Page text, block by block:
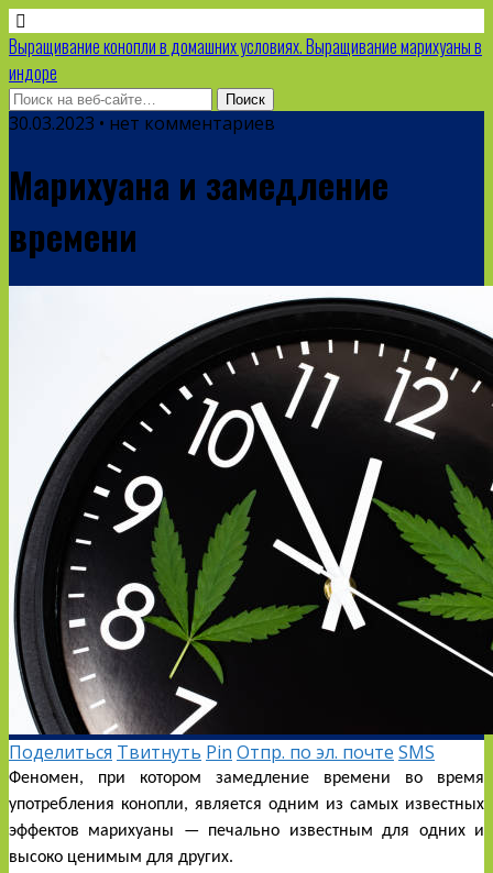
Выращивание конопли в домашних условиях. Выращивание марихуаны в
индоре
30.03.2023 • нет комментариев
Марихуана и замедление
времени
Поделиться Твитнуть Pin Отпр. по эл. почте SMS
Феномен, при котором замедление времени во время
употребления конопли, является одним из самых известных
эффектов марихуаны — печально известным для одних и
высоко ценимым для других.